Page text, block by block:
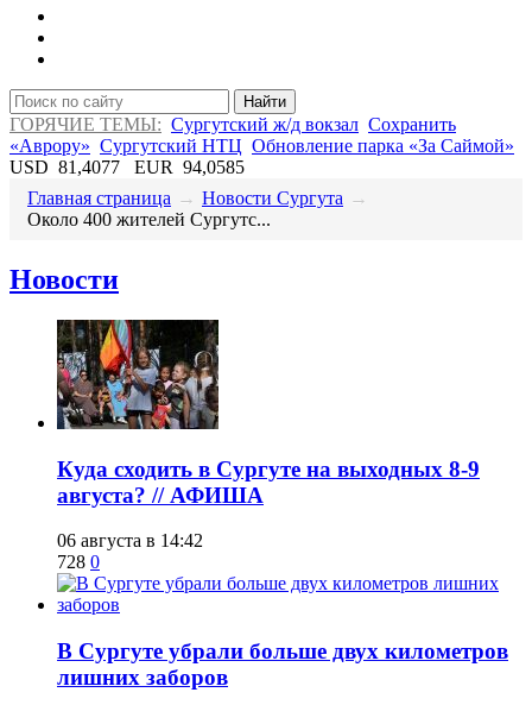
Найти
ГОРЯЧИЕ ТЕМЫ: Сургутский ж/д вокзал Сохранить
«Аврору» Сургутский НТЦ Обновление парка «За Саймой»
USD 81,4077 EUR 94,0585
Главная страница → Новости Сургута →
​Около 400 жителей Сургутс...
Новости
​Куда сходить в Сургуте на выходных 8-9
августа? // АФИША
06 августа в 14:42
728 0
​В Сургуте убрали больше двух километров
лишних заборов